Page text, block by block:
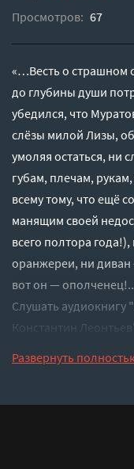
Просмотров: 67
«…Весть о страшном
до глубины души
убедился, что
слёзы милой Лизы,
умоляя остаться, ни
губам, плечам,
всему тому, что ещё
манящим своей
всего полтора
оранжереи, ни диван
вот он —
Слушать аудиокнигу
Константин
Развернуть